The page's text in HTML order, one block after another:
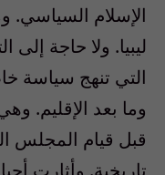
الإسلام
ليبيا. ولا حاجة
التي تنهج سياسة
وما بعد الإقليم.
قبل قيام المجلس